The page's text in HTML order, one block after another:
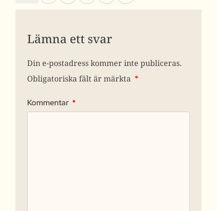
Lämna ett svar
Din e-postadress kommer inte publiceras.
Obligatoriska fält är märkta *
Kommentar *